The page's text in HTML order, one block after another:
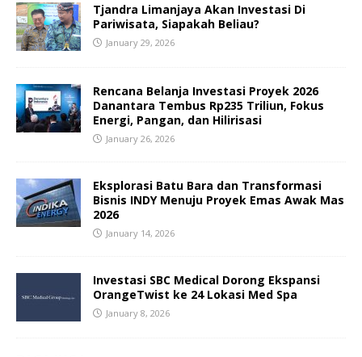
Tjandra Limanjaya Akan Investasi Di
Pariwisata, Siapakah Beliau?
January 29, 2026
Rencana Belanja Investasi Proyek 2026
Danantara Tembus Rp235 Triliun, Fokus
Energi, Pangan, dan Hilirisasi
January 26, 2026
Eksplorasi Batu Bara dan Transformasi
Bisnis INDY Menuju Proyek Emas Awak Mas
2026
January 14, 2026
Investasi SBC Medical Dorong Ekspansi
OrangeTwist ke 24 Lokasi Med Spa
January 8, 2026